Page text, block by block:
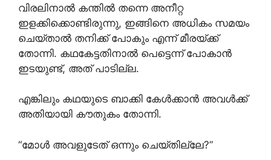
വിരലിനാൽ കന്തിൽ തന്നെ അനീറ്റ
ഇളക്കിക്കൊണ്ടിരുന്നു, ഇങ്ങിനെ അധികം സമയം
ചെയ്താൽ തനിക്ക് പോകും എന്ന് മീരയ്ക്ക്
തോന്നി. കഥകേട്ടതിനാൽ പെട്ടെന്ന് പോകാൻ
ഇടയുണ്ട്, അത് പാടില്ല.
എങ്കിലും കഥയുടെ ബാക്കി കേൾക്കാൻ അവൾക്ക്
അതിയായി കൗതുകം തോന്നി.
“മോൾ അവളുടേത് ഒന്നും ചെയ്തില്ലേ?”